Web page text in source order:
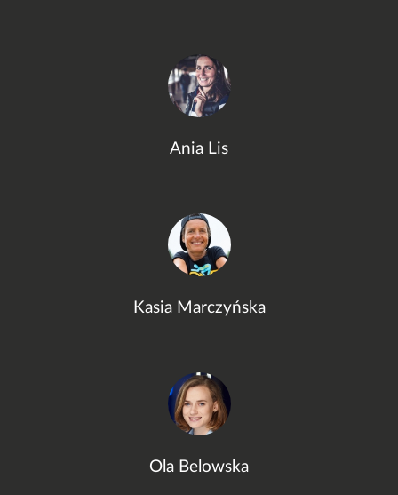
Ania Lis
Kasia Marczyńska
Ola Belowska